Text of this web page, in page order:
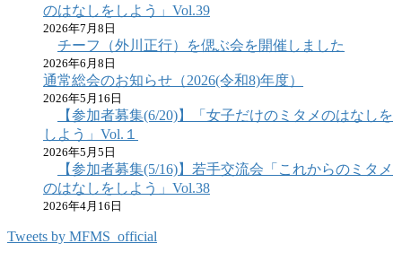
のはなしをしよう」Vol.39
2026年7月8日
チーフ（外川正行）を偲ぶ会を開催しました
2026年6月8日
通常総会のお知らせ（2026(令和8)年度）
2026年5月16日
【参加者募集(6/20)】「女子だけのミタメのはなしを
しよう」Vol.１
2026年5月5日
【参加者募集(5/16)】若手交流会「これからのミタメ
のはなしをしよう」Vol.38
2026年4月16日
Tweets by MFMS_official